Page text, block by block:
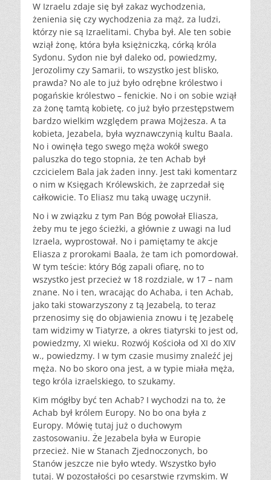
W Izraelu zdaje się był zakaz wychodzenia,
żenienia się czy wychodzenia za mąż, za ludzi,
którzy nie są Izraelitami. Chyba był. Ale ten sobie
wziął żonę, która była księżniczką, córką króla
Sydonu. Sydon nie był daleko od, powiedzmy,
Jerozolimy czy Samarii, to wszystko jest blisko,
prawda? No ale to już było odrębne królestwo i
pogańskie królestwo – fenickie. No i on sobie wziął
za żonę tamtą kobietę, co już było przestępstwem
bardzo wielkim względem prawa Mojżesza. A ta
kobieta, Jezabela, była wyznawczynią kultu Baala.
No i owinęła tego swego męża wokół swego
paluszka do tego stopnia, że ten Achab był
czcicielem Bala jak żaden inny. Jest taki komentarz
o nim w Księgach Królewskich, że zaprzedał się
całkowicie. To Eliasz mu taką uwagę uczynił.
No i w związku z tym Pan Bóg powołał Eliasza,
żeby mu te jego ścieżki, a głównie z uwagi na lud
Izraela, wyprostował. No i pamiętamy te akcje
Eliasza z prorokami Baala, że tam ich pomordował.
W tym teście: który Bóg zapali ofiarę, no to
wszystko jest przecież w 18 rozdziale, w 17 – nam
znane. No i ten, wracając do Achaba, i ten Achab,
jako taki stowarzyszony z tą Jezabelą, to teraz
przenosimy się do objawienia znowu i tę Jezabelę
tam widzimy w Tiatyrze, a okres tiatyrski to jest od,
powiedzmy, XI wieku. Rozwój Kościoła od XI do XIV
w., powiedzmy. I w tym czasie musimy znaleźć jej
męża. No bo skoro ona jest, a w typie miała męża,
tego króla izraelskiego, to szukamy.
Kim mógłby być ten Achab? I wychodzi na to, że
Achab był królem Europy. No bo ona była z
Europy. Mówię tutaj już o duchowym
zastosowaniu. Że Jezabela była w Europie
przecież. Nie w Stanach Zjednoczonych, bo
Stanów jeszcze nie było wtedy. Wszystko było
tutaj. W pozostałości po cesarstwie rzymskim. W